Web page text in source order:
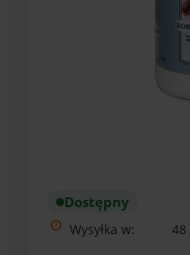
Dostępny
Wysyłka w: 48